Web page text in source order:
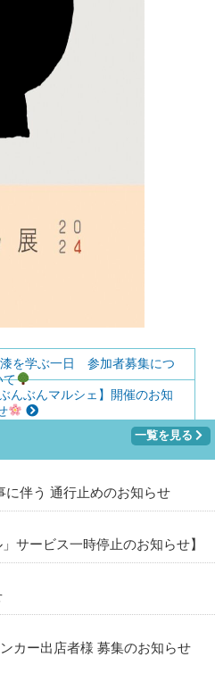
漆を学ぶ一日 参加者募集につ
て
んぶんマルシェ】開催のお知
一覧を見る
伴う 通行止めのお知らせ
サービス一時停止のお知らせ】
カー出店者様 募集のお知らせ